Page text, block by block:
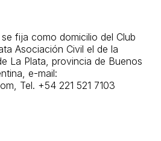
fija como domicilio del Club
Asociación Civil el de la
La Plata, provincia de Buenos
e-mail:
, Tel. +54 221 521 7103